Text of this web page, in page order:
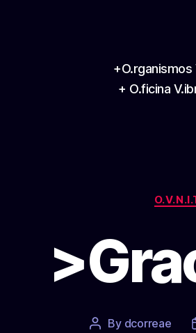
+O.rganismos
+ O.ficina
Post
By dcorreae